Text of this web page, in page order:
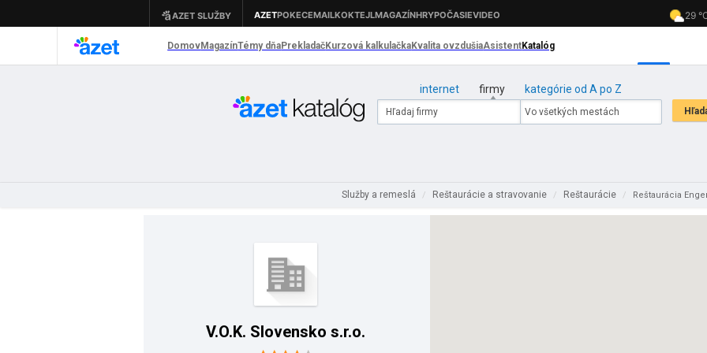
internet firmy kategórie od A po Z
Služby a remeslá / Reštaurácie a stravovanie / Reštaurácie / Reštaurácia
V.O.K. Slovensko s.r.o.